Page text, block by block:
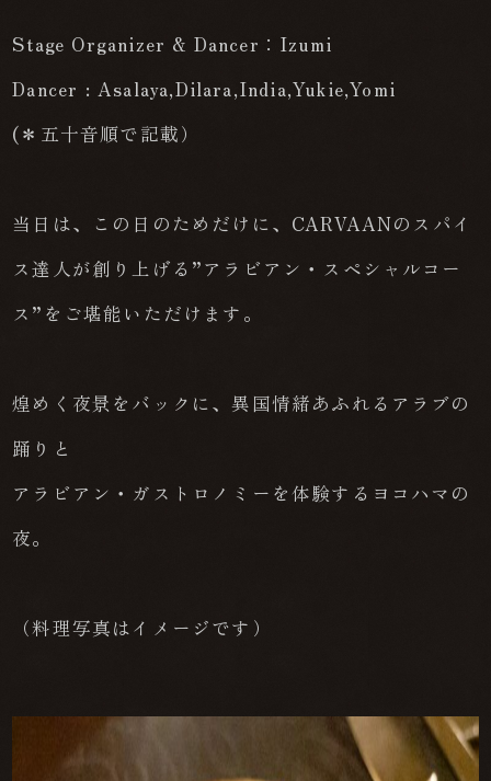
Stage Organizer & Dancer：Izumi
Dancer : Asalaya,Dilara,India,Yukie,Yomi
(＊五十音順で記載）
当日は、この日のためだけに、CARVAANのスパイ
ス達人が創り上げる”アラビアン・スペシャルコー
ス”をご堪能いただけます。
煌めく夜景をバックに、異国情緒あふれるアラブの
踊りと
アラビアン・ガストロノミーを体験するヨコハマの
夜。
（料理写真はイメージです）